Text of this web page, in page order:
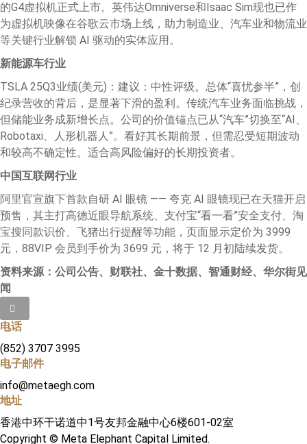
的G4虚拟机正式上市。英伟达Omniverse和Isaac Sim现也已作
为虚拟机映像在谷歌云市场上线，助力制造业、汽车业和物流业
等关键行业解锁 AI 驱动的实体应用。
新能源车行业
TSLA 25Q3业绩(美元)：建议：中性评级。总体“喜忧参半”，创
纪录营收的背后，是显著下滑的盈利。传统汽车业务面临挑战，
但储能业务成新增长点。公司的价值锚点已从“汽车”切换至“AI、
Robotaxi、人形机器人”。看好其长期前景，但需忍受短期波动
和较高不确定性。适合高风险偏好的长期投资者。
中国互联网行业
阿里官宣旗下首款自研 AI 眼镜 —— 夸克 AI 眼镜现已在天猫开启
预售，其主打高德近眼导航系统、支付宝“看一看”安全支付、淘
宝搜同款识价、飞猪出行提醒等功能，页面显示定价为 3999
元，88VIP 会员到手价为 3699 元，将于 12 月初陆续发货。
资料来源：公司公告、财联社、金十数据、智通财经、华尔街见
闻
电话
(852) 3707 3995
电子邮件
info@metaegh.com
地址
香港中环干诺道中1号友邦金融中心6楼601-02室
Copyright © Meta Elephant Capital Limited.